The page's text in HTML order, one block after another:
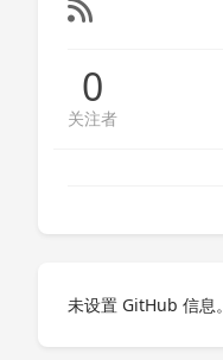
0
关注者
未设置 GitHub 信息。